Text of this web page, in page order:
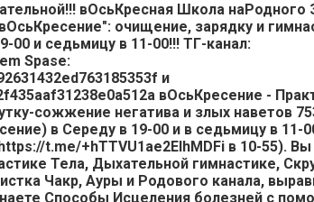
вОсьКресная Школа наРодного
очищение, зарядку и
и седьмицу в 11-00!!! ТГ-канал:
Spase:
и
вОсьКресение -
сожжение негатива и злых наветов
в Середу в 19-00 и в седьмицу в 11-
t.me/+hTTVU1ae2ElhMDFi в 10-55). Вы
Тела, Дыхательной гимнастике,
Чакр, Ауры и Родового канала,
Способы Исцеления болезней с